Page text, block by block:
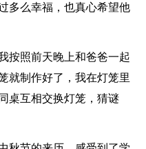
多么幸福，也真心希望他
按照前天晚上和爸爸一起
就制作好了，我在灯笼里
桌互相交换灯笼，猜谜